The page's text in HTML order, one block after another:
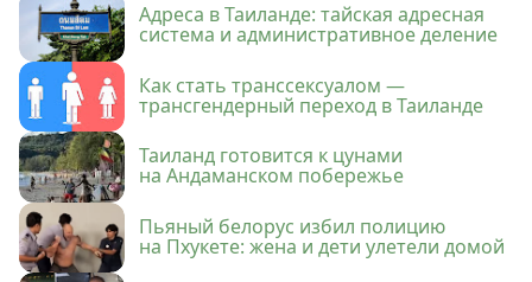
Адреса в Таиланде: тайская адресная
система и административное деление
Как стать транссексуалом —
трансгендерный переход в Таиланде
Таиланд готовится к цунами
на Андаманском побережье
Пьяный белорус избил полицию
на Пхукете: жена и дети улетели домой